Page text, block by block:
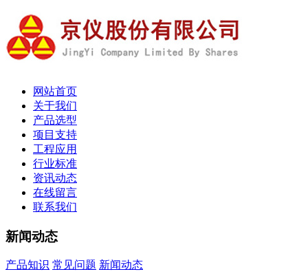
网站首页
关于我们
产品选型
项目支持
工程应用
行业标准
资讯动态
在线留言
联系我们
新闻动态
产品知识 常见问题 新闻动态